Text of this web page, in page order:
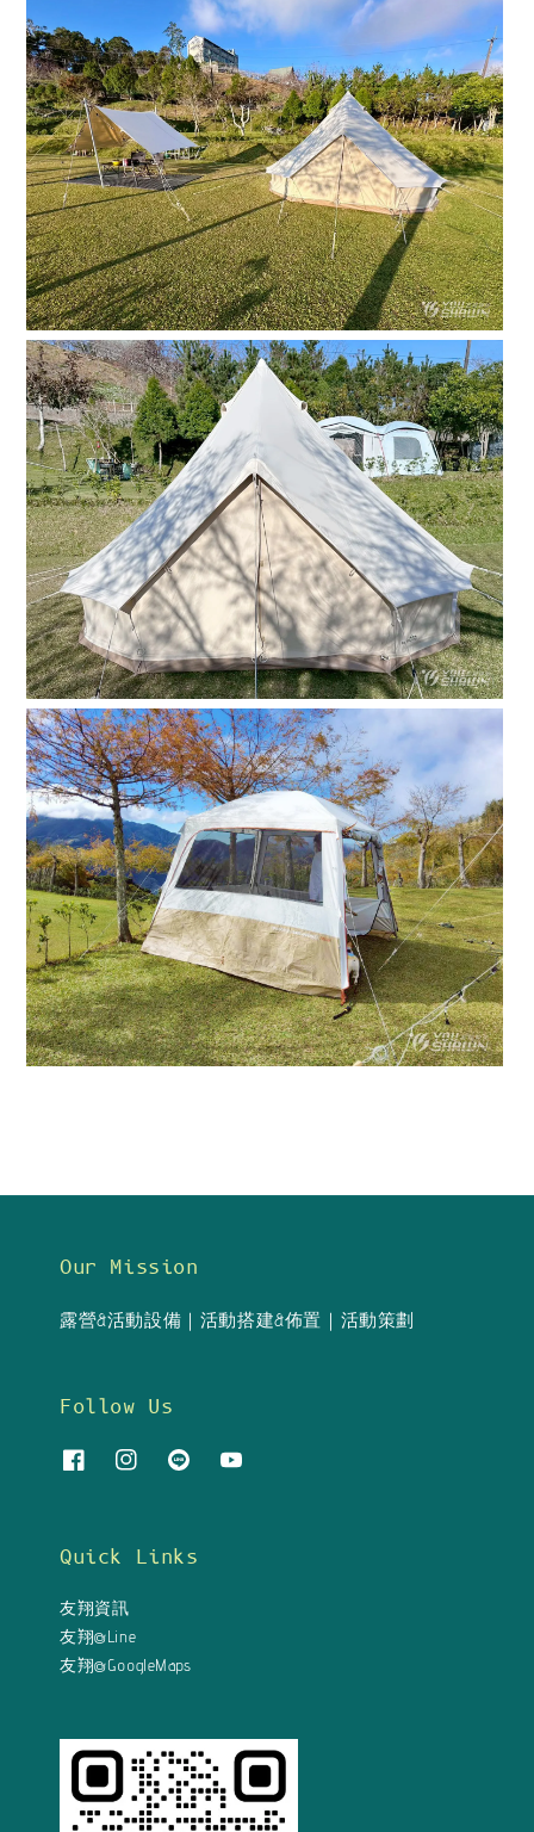
Our Mission
露營&活動設備｜活動搭建&佈置｜活動策劃
Follow Us
Quick Links
友翔資訊
友翔@Line
友翔@GoogleMaps